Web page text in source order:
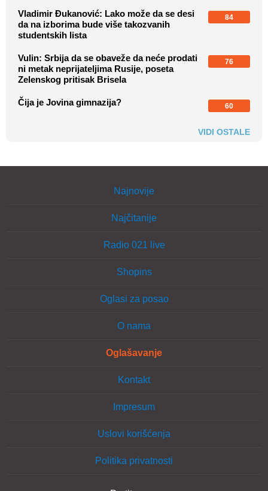
Vladimir Đukanović: Lako može da se desi
da na izborima bude više takozvanih
studentskih lista
84
Vulin: Srbija da se obaveže da neće prodati
ni metak neprijateljima Rusije, poseta
Zelenskog pritisak Brisela
76
Čija je Jovina gimnazija? 60
VIDI OSTALE
Najnovije
Najčitanije
Radio 021 live
Shopins
Oglasi za posao
O nama
Oglašavanje
Kontakt
Impresum
Uslovi korišćenja
Politika privatnosti